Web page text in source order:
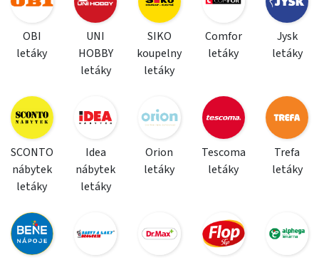
OBI
letáky
UNI
HOBBY
letáky
SIKO
koupelny
letáky
Comfor
letáky
Jysk
letáky
SCONTO
nábytek
letáky
Idea
nábytek
letáky
Orion
letáky
Tescoma
letáky
Trefa
letáky